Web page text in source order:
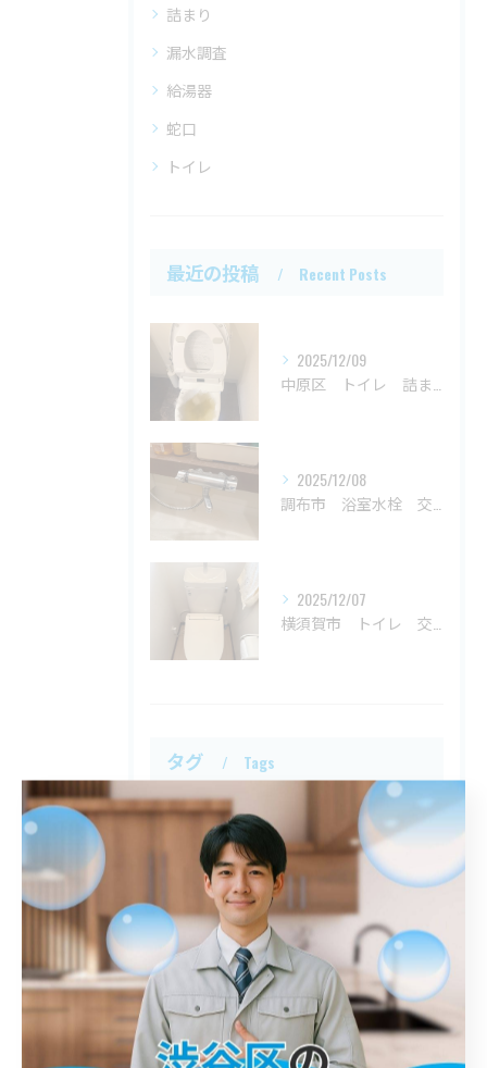
詰まり
漏水調査
給湯器
蛇口
トイレ
最近の投稿 Recent Posts
2025/12/09
2025/12/08
2025/12/07
タグ Tags
川口市 屋外排水管詰まり 解消
トイレ詰まり 詰まり
春日部市 江戸川区 トイレ
八王子市 シンク 入間市 平塚市
洗面台 神奈川区 台所詰まり 異物
世田谷区 蛇口 西多摩郡 桝